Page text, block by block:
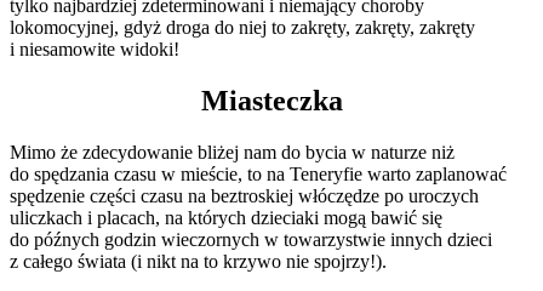
tylko najbardziej zdeterminowani i niemający choroby
lokomocyjnej, gdyż droga do niej to zakręty, zakręty, zakręty
i niesamowite widoki!
Miasteczka
Mimo że zdecydowanie bliżej nam do bycia w naturze niż
do spędzania czasu w mieście, to na Teneryfie warto zaplanować
spędzenie części czasu na beztroskiej włóczędze po uroczych
uliczkach i placach, na których dzieciaki mogą bawić się
do późnych godzin wieczornych w towarzystwie innych dzieci
z całego świata (i nikt na to krzywo nie spojrzy!).